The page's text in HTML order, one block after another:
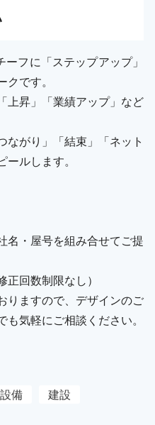
フに「ステップアップ」
です。
上昇」「業績アップ」など
ながり」「結束」「ネット
ルします。
名・屋号を組み合せてご提
正回数制限なし）
りますので、デザインのご
気軽にご相談ください。
設備
建設